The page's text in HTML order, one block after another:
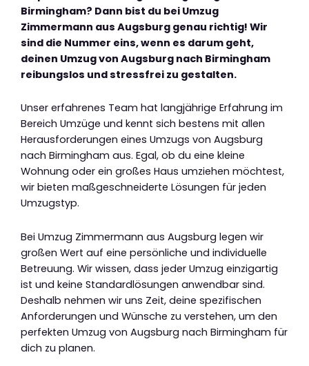
Birmingham? Dann bist du bei Umzug
Zimmermann aus Augsburg genau richtig! Wir
sind die Nummer eins, wenn es darum geht,
deinen Umzug von Augsburg nach Birmingham
reibungslos und stressfrei zu gestalten.
Unser erfahrenes Team hat langjährige Erfahrung im
Bereich Umzüge und kennt sich bestens mit allen
Herausforderungen eines Umzugs von Augsburg
nach Birmingham aus. Egal, ob du eine kleine
Wohnung oder ein großes Haus umziehen möchtest,
wir bieten maßgeschneiderte Lösungen für jeden
Umzugstyp.
Bei Umzug Zimmermann aus Augsburg legen wir
großen Wert auf eine persönliche und individuelle
Betreuung. Wir wissen, dass jeder Umzug einzigartig
ist und keine Standardlösungen anwendbar sind.
Deshalb nehmen wir uns Zeit, deine spezifischen
Anforderungen und Wünsche zu verstehen, um den
perfekten Umzug von Augsburg nach Birmingham für
dich zu planen.